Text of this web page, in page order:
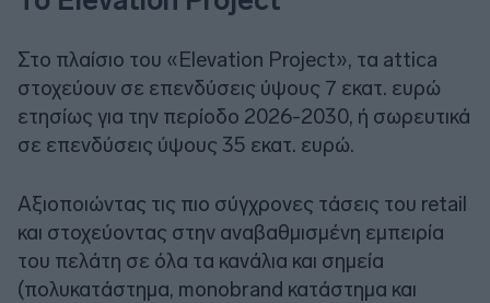
Στο πλαίσιο του «Elevation Project», τα attica
στοχεύουν σε επενδύσεις ύψους 7 εκατ. ευρώ
ετησίως για την περίοδο 2026-2030, ή σωρευτικά
σε επενδύσεις ύψους 35 εκατ. ευρώ.
Αξιοποιώντας τις πιο σύγχρονες τάσεις του retail
και στοχεύοντας στην αναβαθμισμένη εμπειρία
του πελάτη σε όλα τα κανάλια και σημεία
(πολυκατάστημα, monobrand κατάστημα και